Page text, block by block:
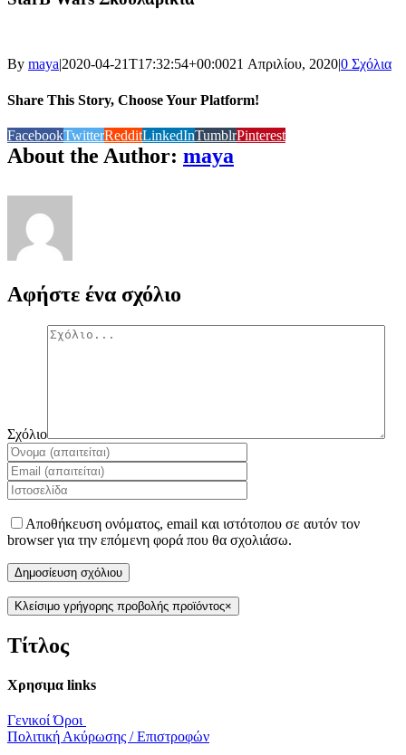
By maya|2020-04-21T17:32:54+00:0021 Απριλίου, 2020|0 Σχόλια
Share This Story, Choose Your Platform!
FacebookTwitterRedditLinkedInTumblrPinterest
About the Author: maya
Αφήστε ένα σχόλιο
Σχόλιο
Αποθήκευση ονόματος, email και ιστότοπου σε αυτόν τον
browser για την επόμενη φορά που θα σχολιάσω.
Κλείσιμο γρήγορης προβολής προϊόντος×
Τίτλος
Χρησιμα links
Γενικοί Όροι
Πολιτική Ακύρωσης / Επιστροφών